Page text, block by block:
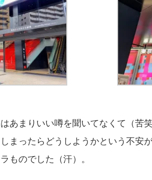
あまりいい噂を聞いてなくて（苦
まったらどうしようかという不安
ものでした（汗）。